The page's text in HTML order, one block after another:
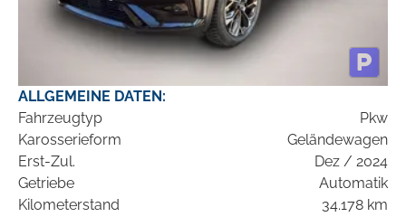
ALLGEMEINE DATEN:
Fahrzeugtyp
Pkw
Karosserieform
Geländewagen
Erst-Zul.
Dez / 2024
Getriebe
Automatik
Kilometerstand
34.178 km